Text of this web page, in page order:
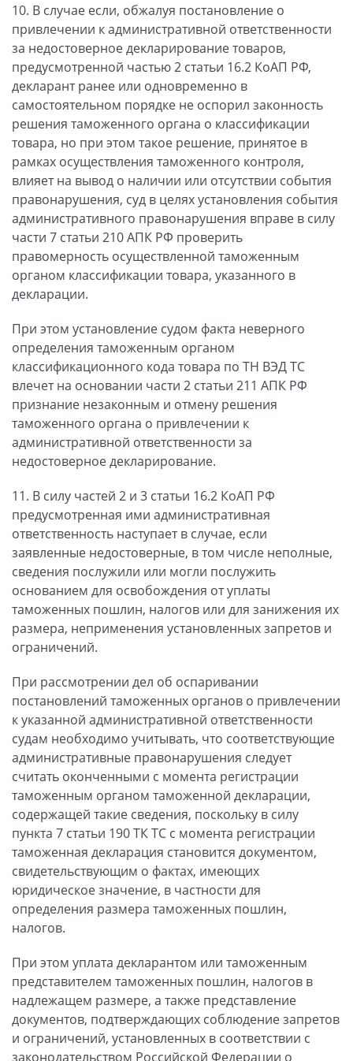
10. В случае если, обжалуя постановление о
привлечении к административной ответственности
за недостоверное декларирование товаров,
предусмотренной частью 2 статьи 16.2 КоАП РФ,
декларант ранее или одновременно в
самостоятельном порядке не оспорил законность
решения таможенного органа о классификации
товара, но при этом такое решение, принятое в
рамках осуществления таможенного контроля,
влияет на вывод о наличии или отсутствии события
правонарушения, суд в целях установления события
административного правонарушения вправе в силу
части 7 статьи 210 АПК РФ проверить
правомерность осуществленной таможенным
органом классификации товара, указанного в
декларации.
При этом установление судом факта неверного
определения таможенным органом
классификационного кода товара по ТН ВЭД ТС
влечет на основании части 2 статьи 211 АПК РФ
признание незаконным и отмену решения
таможенного органа о привлечении к
административной ответственности за
недостоверное декларирование.
11. В силу частей 2 и 3 статьи 16.2 КоАП РФ
предусмотренная ими административная
ответственность наступает в случае, если
заявленные недостоверные, в том числе неполные,
сведения послужили или могли послужить
основанием для освобождения от уплаты
таможенных пошлин, налогов или для занижения их
размера, неприменения установленных запретов и
ограничений.
При рассмотрении дел об оспаривании
постановлений таможенных органов о привлечении
к указанной административной ответственности
судам необходимо учитывать, что соответствующие
административные правонарушения следует
считать оконченными с момента регистрации
таможенным органом таможенной декларации,
содержащей такие сведения, поскольку в силу
пункта 7 статьи 190 ТК ТС с момента регистрации
таможенная декларация становится документом,
свидетельствующим о фактах, имеющих
юридическое значение, в частности для
определения размера таможенных пошлин,
налогов.
При этом уплата декларантом или таможенным
представителем таможенных пошлин, налогов в
надлежащем размере, а также представление
документов, подтверждающих соблюдение запретов
и ограничений, установленных в соответствии с
законодательством Российской Федерации о